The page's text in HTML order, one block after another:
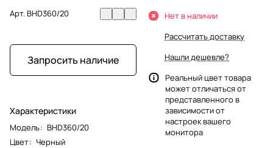
Арт.BHD360/20
Запросить наличие
Характеристики
Модель: BHD360/20
Цвет: Черный
Нет в наличии
Рассчитать доставку
Нашли дешевле?
Реальный цвет товара
может отличаться от
представленного в
зависимости от
настроек вашего
монитора